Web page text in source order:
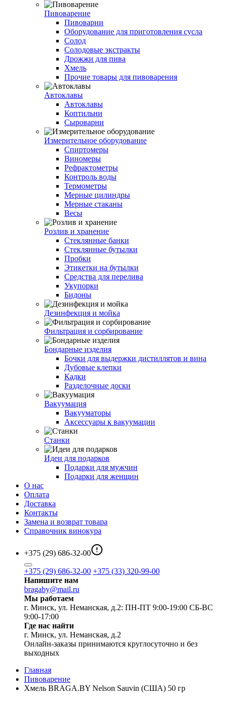
Пивоварение
Пивоварни
Оборудование для приготовления сусла
Солод
Солодовые экстракты
Дрожжи для пива
Хмель
Прочие товары для пивоварения
Автоклавы
Автоклавы
Коптильни
Сыроварни
Измерительное оборудование
Спиртомеры
Виномеры
Рефрактометры
Контроль воды
Термометры
Мерные цилиндры
Мерные стаканы
Весы
Розлив и хранение
Стеклянные банки
Стеклянные бутылки
Пробки
Этикетки на бутылки
Средства для перелива
Укупорки
Бидоны
Дезинфекция и мойка
Фильтрация и сорбирование
Бондарные изделия
Бочки для выдержки дистиллятов и вина
Дубовые клепки
Кадки
Разделочные доски
Вакуумация
Вакууматоры
Аксессуары к вакуумации
Станки
Идеи для подарков
Подарки для мужчин
Подарки для женщин
О нас
Оплата
Доставка
Контакты
Замена и возврат товара
Справочник винокура
+375 (29) 686-32-00
+375 (29) 686-32-00 +375 (33) 320-99-00
Напишите нам
bragaby@mail.ru
Мы работаем
г. Минск, ул. Неманская, д.2: ПН-ПТ 9:00-19:00 СБ-ВС
9:00-17:00
Где нас найти
г. Минск, ул. Неманская, д.2
Онлайн-заказы принимаются круглосуточно и без
выходных
Главная
Пивоварение
Хмель BRAGA.BY Nelson Sauvin (США) 50 гр